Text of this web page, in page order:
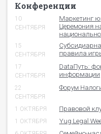
Конференции
10
СЕНТЯБРЯ
Маркетинг
Церемония
15
СЕНТЯБРЯ
правила
17
СЕНТЯБРЯ
DataПуть:
информации
22
СЕНТЯБРЯ
Форум
1 ОКТЯБРЯ Правовой
1 ОКТЯБРЯ Yug Legal